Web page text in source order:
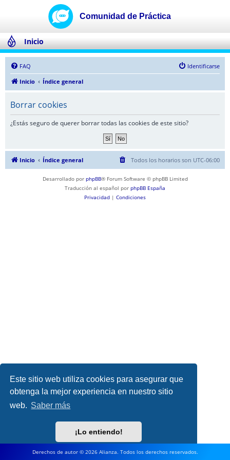
Este sitio web utiliza cookies para asegurar que
obtenga la mejor experiencia en nuestro sitio
web. Saber más
¡Lo entiendo!
Inicio
FAQ
Identificarse
Inicio
Índice general
Borrar cookies
¿Estás seguro de querer borrar todas las cookies de este sitio?
Inicio Índice general Todos los horarios son UTC-06:00
Desarrollado por phpBB® Forum Software © phpBB Limited
Traducción al español por phpBB España
Privacidad | Condiciones
Derechos de autor © 2026 Alianza. Todos los derechos reservados.